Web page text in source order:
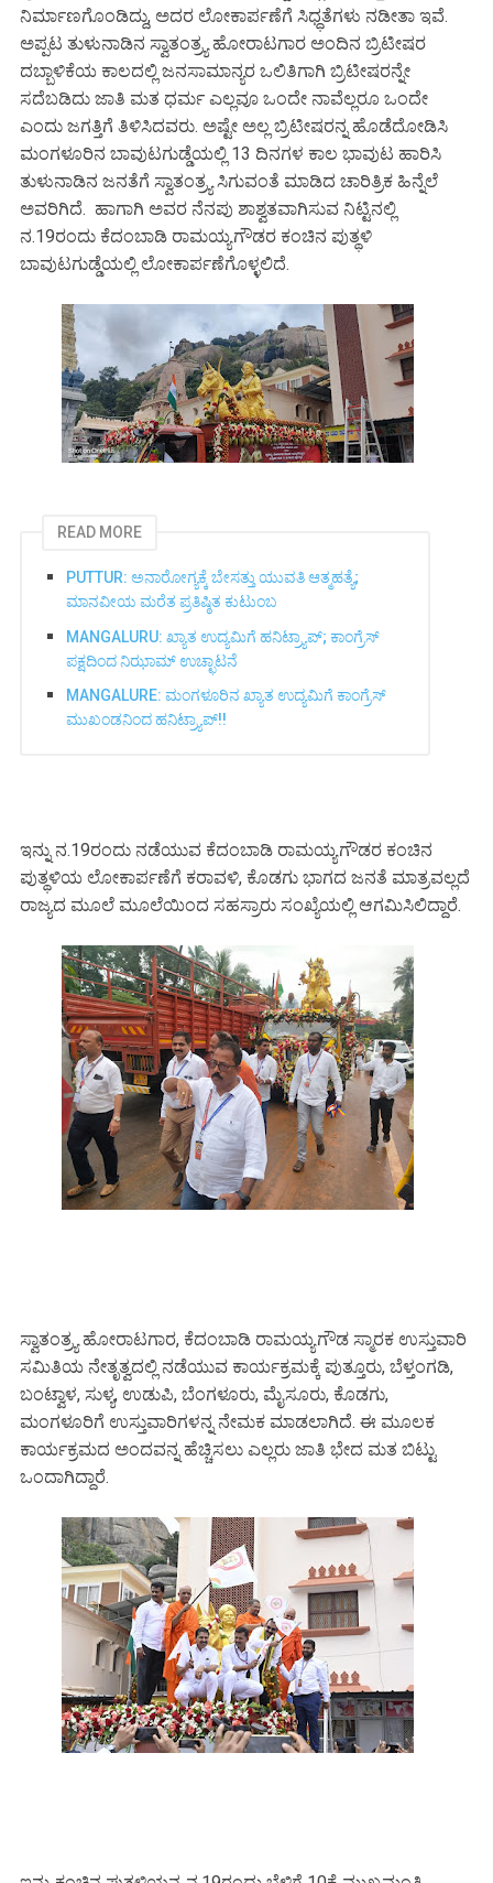
ನಿರ್ಮಾಣಗೊಂಡಿದ್ದು, ಅದರ ಲೋಕಾರ್ಪಣೆಗೆ ಸಿಧ್ಧತೆಗಳು ನಡೀತಾ ಇವೆ.
ಅಪ್ಪಟ ತುಳುನಾಡಿನ ಸ್ವಾತಂತ್ರ‍್ಯ ಹೋರಾಟಗಾರ ಅಂದಿನ ಬ್ರಿಟೀಷರ
ದಬ್ಬಾಳಿಕೆಯ ಕಾಲದಲ್ಲಿ ಜನಸಾಮಾನ್ಯರ ಒಲಿತಿಗಾಗಿ ಬ್ರಿಟೀಷರನ್ನೇ
ಸದೆಬಡಿದು ಜಾತಿ ಮತ ಧರ್ಮ ಎಲ್ಲವೂ ಒಂದೇ ನಾವೆಲ್ಲರೂ ಒಂದೇ
ಎಂದು ಜಗತ್ತಿಗೆ ತಿಳಿಸಿದವರು. ಅಷ್ಟೇ ಅಲ್ಲ ಬ್ರಿಟೀಷರನ್ನ ಹೊಡೆದೋಡಿಸಿ
ಮಂಗಳೂರಿನ ಬಾವುಟಗುಡ್ಡೆಯಲ್ಲಿ 13 ದಿನಗಳ ಕಾಲ ಭಾವುಟ ಹಾರಿಸಿ
ತುಳುನಾಡಿನ ಜನತೆಗೆ ಸ್ವಾತಂತ್ರ‍್ಯ ಸಿಗುವಂತೆ ಮಾಡಿದ ಚಾರಿತ್ರಿಕ ಹಿನ್ನೆಲೆ
ಅವರಿಗಿದೆ. ಹಾಗಾಗಿ ಅವರ ನೆನಪು ಶಾಶ್ವತವಾಗಿಸುವ ನಿಟ್ಟಿನಲ್ಲಿ
ನ.19ರಂದು ಕೆದಂಬಾಡಿ ರಾಮಯ್ಯಗೌಡರ ಕಂಚಿನ ಪುತ್ಥಳಿ
ಬಾವುಟಗುಡ್ಡೆಯಲ್ಲಿ ಲೋಕಾರ್ಪಣೆಗೊಳ್ಳಲಿದೆ.
READ MORE
PUTTUR: ಅನಾರೋಗ್ಯಕ್ಕೆ ಬೇಸತ್ತು ಯುವತಿ ಆತ್ಮಹತ್ಯೆ;
ಮಾನವೀಯ ಮರೆತ ಪ್ರತಿಷ್ಠಿತ ಕುಟುಂಬ
MANGALURU: ಖ್ಯಾತ ಉದ್ಯಮಿಗೆ ಹನಿಟ್ರ್ಯಾಪ್; ಕಾಂಗ್ರೆಸ್
ಪಕ್ಷದಿಂದ ನಿಝಾಮ್ ಉಚ್ಛಾಟನೆ
MANGALURE: ಮಂಗಳೂರಿನ ಖ್ಯಾತ ಉದ್ಯಮಿಗೆ ಕಾಂಗ್ರೆಸ್
ಮುಖಂಡನಿಂದ ಹನಿಟ್ರ್ಯಾಪ್!!
ಇನ್ನು ನ.19ರಂದು ನಡೆಯುವ ಕೆದಂಬಾಡಿ ರಾಮಯ್ಯಗೌಡರ ಕಂಚಿನ
ಪುತ್ಥಳಿಯ ಲೋಕಾರ್ಪಣೆಗೆ ಕರಾವಳಿ, ಕೊಡಗು ಭಾಗದ ಜನತೆ ಮಾತ್ರವಲ್ಲದೆ
ರಾಜ್ಯದ ಮೂಲೆ ಮೂಲೆಯಿಂದ ಸಹಸ್ರಾರು ಸಂಖ್ಯೆಯಲ್ಲಿ ಆಗಮಿಸಿಲಿದ್ದಾರೆ.
ಸ್ವಾತಂತ್ರ‍್ಯ ಹೋರಾಟಗಾರ, ಕೆದಂಬಾಡಿ ರಾಮಯ್ಯಗೌಡ ಸ್ಮಾರಕ ಉಸ್ತುವಾರಿ
ಸಮಿತಿಯ ನೇತೃತ್ವದಲ್ಲಿ ನಡೆಯುವ ಕಾರ್ಯಕ್ರಮಕ್ಕೆ ಪುತ್ತೂರು, ಬೆಳ್ತಂಗಡಿ,
ಬಂಟ್ವಾಳ, ಸುಳ್ಯ, ಉಡುಪಿ, ಬೆಂಗಳೂರು, ಮೈಸೂರು, ಕೊಡಗು,
ಮಂಗಳೂರಿಗೆ ಉಸ್ತುವಾರಿಗಳನ್ನ ನೇಮಕ ಮಾಡಲಾಗಿದೆ. ಈ ಮೂಲಕ
ಕಾರ್ಯಕ್ರಮದ ಅಂದವನ್ನ ಹೆಚ್ಚಿಸಲು ಎಲ್ಲರು ಜಾತಿ ಭೇದ ಮತ ಬಿಟ್ಟು
ಒಂದಾಗಿದ್ದಾರೆ.